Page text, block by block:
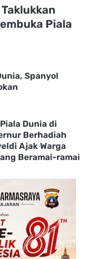
Piala
Spanyol
Dunia di
Berhadiah
Ajak Warga
Beramai-ramai